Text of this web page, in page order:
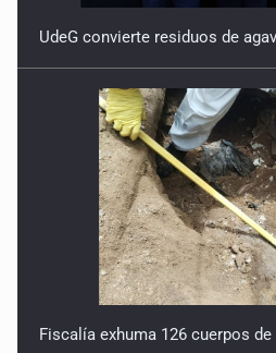
UdeG convierte residuos de
Fiscalía exhuma 126 cuerpos